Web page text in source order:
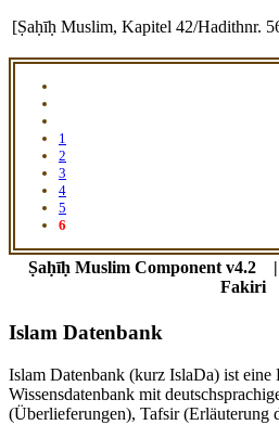
[Ṣaḥīḥ Muslim, Kapitel 42/Hadithnr.
1
2
3
4
5
6
Ṣaḥīḥ Muslim Component v4.2
Fakiri
Islam Datenbank
Islam Datenbank (kurz IslaDa) ist eine
Wissensdatenbank mit
(Überlieferungen), Tafsir (Erläuterung